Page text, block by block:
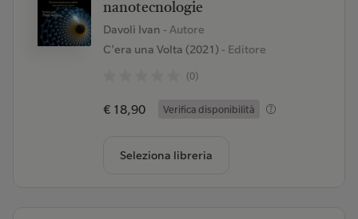
nanotecnologie
Davoli Ivan - Autore
C'era una Volta (2021)- Editore
(0)
€ 18,90 Verifica disponibilità
Seleziona libreria